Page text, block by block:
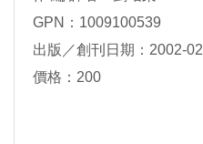
GPN：1009100539
出版／創刊日期：2002-02
價格：200